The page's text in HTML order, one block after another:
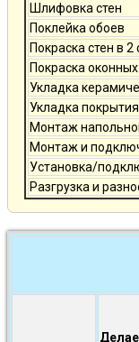
Шлифовка стен
Поклейка обоев
Покраска стен в 2
Покраска
Укладка
Укладка
Монтаж
Монтаж и
Установка/
Разгрузка и